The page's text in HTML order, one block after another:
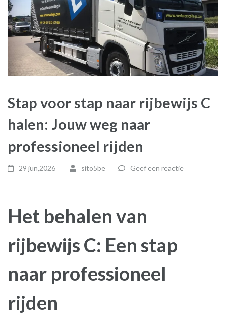
Stap voor stap naar rijbewijs C
halen: Jouw weg naar
professioneel rijden
29 jun,2026 sito5be Geef een reactie
Het behalen van
rijbewijs C: Een stap
naar professioneel
rijden